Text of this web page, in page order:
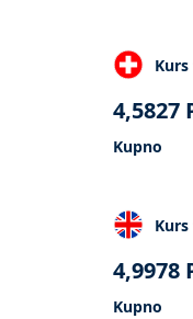
4,5827
Kupno
4,9978
Kupno